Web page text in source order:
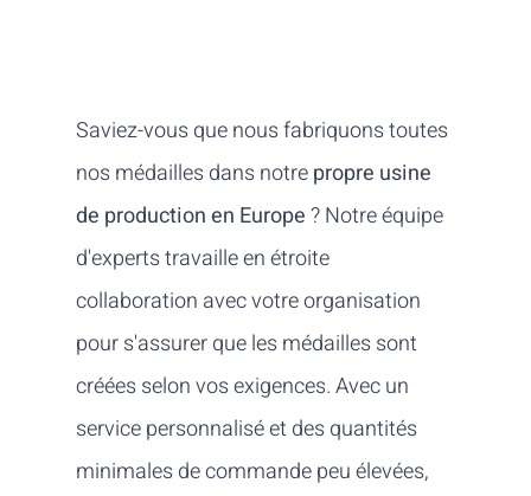
Saviez-vous que nous fabriquons toutes
nos médailles dans notrepropre usine
de production en Europe? Notre équipe
d'experts travaille en étroite
collaboration avec votre organisation
pour s'assurer que les médailles sont
créées selon vos exigences. Avec un
service personnalisé et des quantités
minimales de commande peu élevées,